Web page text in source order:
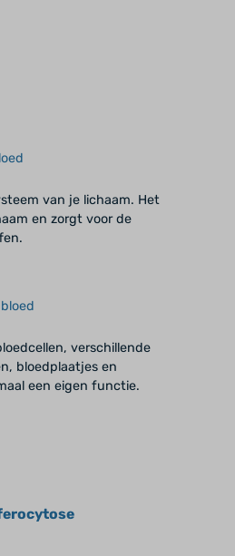
van je lichaam. Het
en zorgt voor de
verschillende
bloedplaatjes en
een eigen functie.